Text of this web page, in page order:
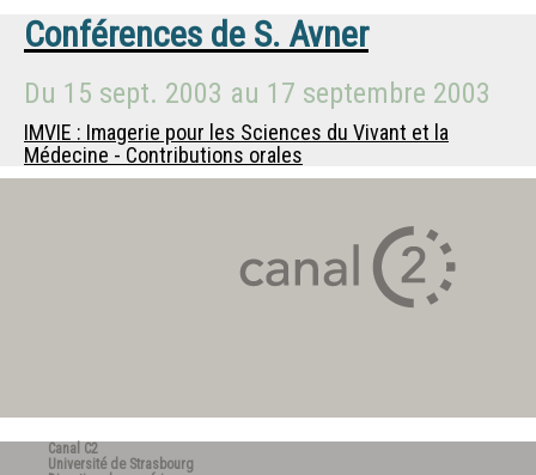
Conférences de S. Avner
Du 15 sept. 2003 au 17 septembre 2003
IMVIE : Imagerie pour les Sciences du Vivant et la
Médecine - Contributions orales
Canal C2
Université de Strasbourg